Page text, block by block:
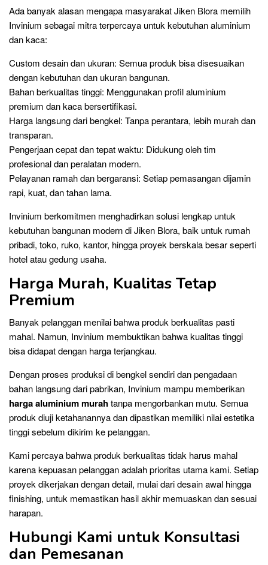
Ada banyak alasan mengapa masyarakat Jiken Blora memilih
Invinium sebagai mitra terpercaya untuk kebutuhan aluminium
dan kaca:
Custom desain dan ukuran: Semua produk bisa disesuaikan
dengan kebutuhan dan ukuran bangunan.
Bahan berkualitas tinggi: Menggunakan profil aluminium
premium dan kaca bersertifikasi.
Harga langsung dari bengkel: Tanpa perantara, lebih murah dan
transparan.
Pengerjaan cepat dan tepat waktu: Didukung oleh tim
profesional dan peralatan modern.
Pelayanan ramah dan bergaransi: Setiap pemasangan dijamin
rapi, kuat, dan tahan lama.
Invinium berkomitmen menghadirkan solusi lengkap untuk
kebutuhan bangunan modern di Jiken Blora, baik untuk rumah
pribadi, toko, ruko, kantor, hingga proyek berskala besar seperti
hotel atau gedung usaha.
Harga Murah, Kualitas Tetap
Premium
Banyak pelanggan menilai bahwa produk berkualitas pasti
mahal. Namun, Invinium membuktikan bahwa kualitas tinggi
bisa didapat dengan harga terjangkau.
Dengan proses produksi di bengkel sendiri dan pengadaan
bahan langsung dari pabrikan, Invinium mampu memberikan
harga aluminium murahtanpa mengorbankan mutu. Semua
produk diuji ketahanannya dan dipastikan memiliki nilai estetika
tinggi sebelum dikirim ke pelanggan.
Kami percaya bahwa produk berkualitas tidak harus mahal
karena kepuasan pelanggan adalah prioritas utama kami. Setiap
proyek dikerjakan dengan detail, mulai dari desain awal hingga
finishing, untuk memastikan hasil akhir memuaskan dan sesuai
harapan.
Hubungi Kami untuk Konsultasi
dan Pemesanan